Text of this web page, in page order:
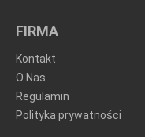
FIRMA
Kontakt
O Nas
Regulamin
Polityka prywatności